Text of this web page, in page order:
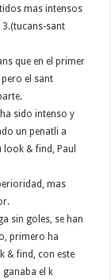
mas intensos
sant
que en el primer
el sant
sido intenso y
un penatli a
& find, Paul
mas
sin goles, se han
primero ha
& find, con este
ganaba el k